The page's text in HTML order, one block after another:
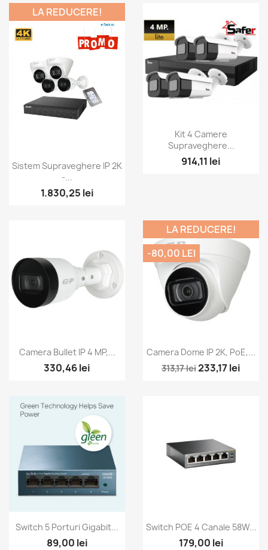
Vizualizare rapida
Sistem Supraveghere IP 2K
-...
1.830,25 lei
LA REDUCERE!
Vizualizare rapida
Kit 4 Camere
Supraveghere...
914,11 lei
Vizualizare rapida
Camera Bullet IP 4 MP,...
330,46 lei
Vizualizare rapida
Camera Dome IP 2K, PoE,...
313,17 lei233,17 lei
LA REDUCERE!
-80,00 LEI
Vizualizare rapida
Switch 5 Porturi Gigabit...
89,00 lei
Vizualizare rapida
Switch POE 4 Canale 58W...
179,00 lei